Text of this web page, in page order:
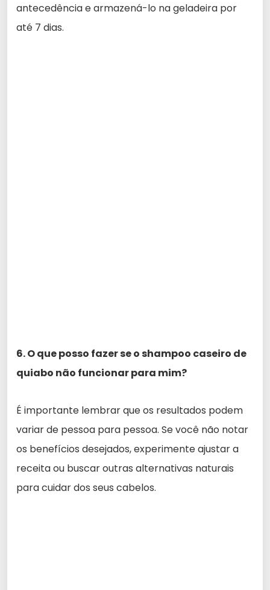
antecedência e armazená-lo na geladeira por
até 7 dias.
6. O que posso fazer se o shampoo caseiro de
quiabo não funcionar para mim?
É importante lembrar que os resultados podem
variar de pessoa para pessoa. Se você não notar
os benefícios desejados, experimente ajustar a
receita ou buscar outras alternativas naturais
para cuidar dos seus cabelos.